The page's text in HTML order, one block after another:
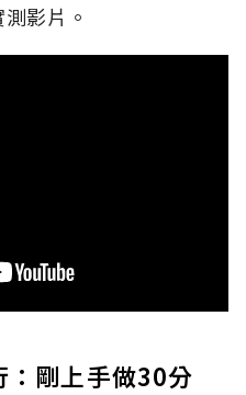
影片。
剛上手做30分